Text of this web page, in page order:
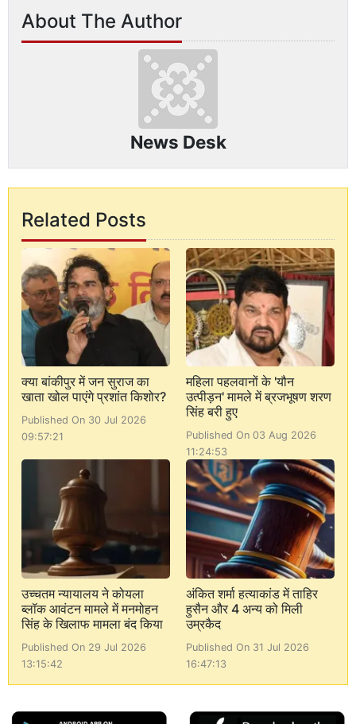
About The Author
News Desk
Related Posts
क्या बांकीपुर में जन सुराज का
खाता खोल पाएंगे प्रशांत किशोर?
Published On 30 Jul 2026
09:57:21
महिला पहलवानों के 'यौन
उत्पीड़न' मामले में ब्रजभूषण शरण
सिंह बरी हुए
Published On 03 Aug 2026
11:24:53
उच्चतम न्यायालय ने कोयला
ब्लॉक आवंटन मामले में मनमोहन
सिंह के खिलाफ मामला बंद किया
Published On 29 Jul 2026
13:15:42
अंकित शर्मा हत्याकांड में ताहिर
हुसैन और 4 अन्य को मिली
उम्रकैद
Published On 31 Jul 2026
16:47:13